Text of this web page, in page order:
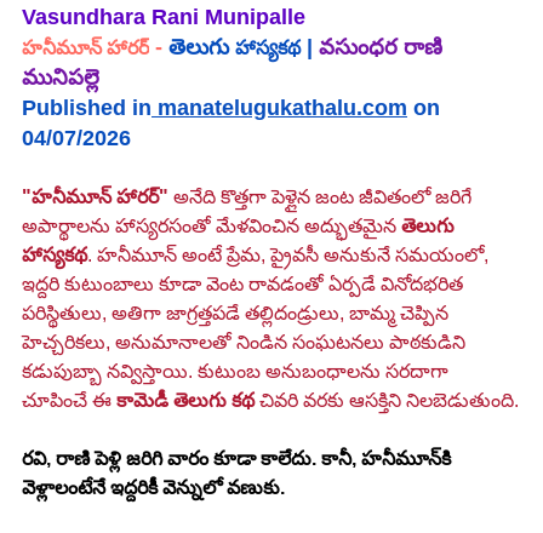
Vasundhara Rani Munipalle
హనీమూన్ హారర్ - తెలుగు హాస్యకథ | వసుంధర రాణి
మునిపల్లె
Published in manatelugukathalu.com on
04/07/2026
"హనీమూన్ హారర్" అనేది కొత్తగా పెళ్లైన జంట జీవితంలో జరిగే
అపార్థాలను హాస్యరసంతో మేళవించిన అద్భుతమైన తెలుగు
హాస్యకథ. హనీమూన్ అంటే ప్రేమ, ప్రైవసీ అనుకునే సమయంలో,
ఇద్దరి కుటుంబాలు కూడా వెంట రావడంతో ఏర్పడే వినోదభరిత
పరిస్థితులు, అతిగా జాగ్రత్తపడే తల్లిదండ్రులు, బామ్మ చెప్పిన
హెచ్చరికలు, అనుమానాలతో నిండిన సంఘటనలు పాఠకుడిని
కడుపుబ్బా నవ్విస్తాయి. కుటుంబ అనుబంధాలను సరదాగా
చూపించే ఈ కామెడీ తెలుగు కథ చివరి వరకు ఆసక్తిని నిలబెడుతుంది.
రవి, రాణి పెళ్లి జరిగి వారం కూడా కాలేదు. కానీ, హనీమూన్‌కి
వెళ్లాలంటేనే ఇద్దరికీ వెన్నులో వణుకు.